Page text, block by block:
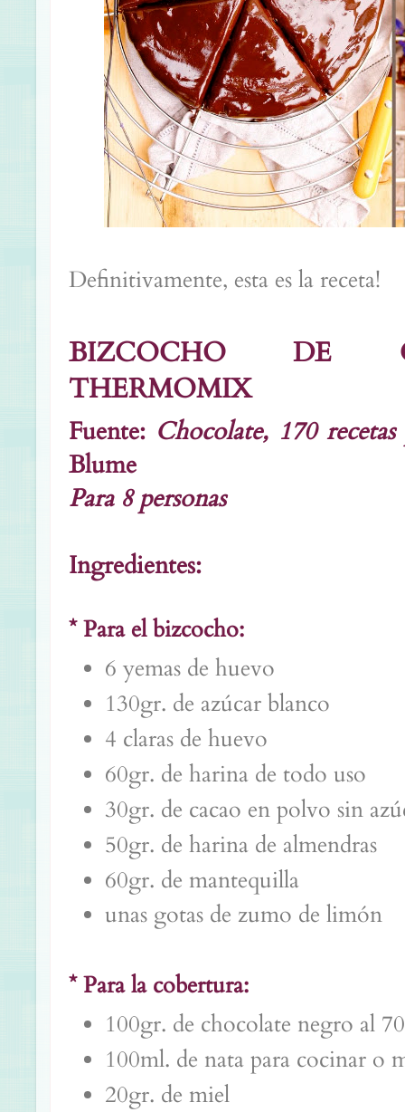
Definitivamente, esta es la receta!
BIZCOCHO DE
THERMOMIX
Fuente: Chocolate, 170
Blume
Para 8 personas
Ingredientes:
* Para el bizcocho:
6 yemas de huevo
130gr. de azúcar blanco
4 claras de huevo
60gr. de harina de todo uso
30gr. de cacao en polvo sin
50gr. de harina de almendras
60gr. de mantequilla
unas gotas de zumo de limón
* Para la cobertura:
100gr. de chocolate negro al
100ml. de nata para cocinar o
20gr. de miel